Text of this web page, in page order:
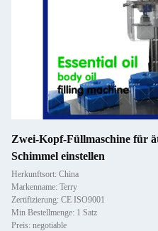
Zwei-Kopf-Füllmaschine für
Schimmel einstellen
Herkunftsort: China
Markenname: Terry
Zertifizierung: CE ISO9001
Min Bestellmenge: 1 Satz
Preis: negotiable